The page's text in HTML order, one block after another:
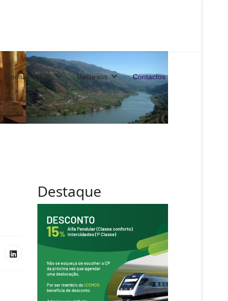
A nossa acção Recursos Contactos
Destaque